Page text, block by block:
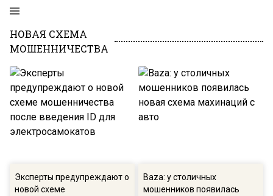
НОВАЯ СХЕМА
МОШЕННИЧЕСТВА
Эксперты предупреждают о
новой схеме
Baza: у столичных
мошенников появилась